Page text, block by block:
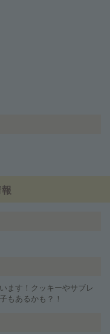
ます！クッキーやサブレ
もあるかも？！